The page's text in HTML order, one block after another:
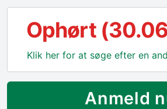
Ophørt
Klik her for at søge efter en
Anmeld